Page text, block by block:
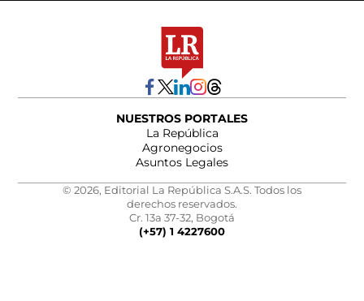
NUESTROS PORTALES
La República
Agronegocios
Asuntos Legales
© 2026, Editorial La República S.A.S. Todos los
derechos reservados.
Cr. 13a 37-32, Bogotá
(+57) 1 4227600